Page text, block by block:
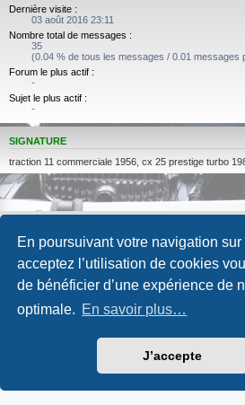
En poursuivant votre navigation
acceptez l’utilisation de cookies
de bénéficier d’une expérience de
optimale. En savoir plus…
J’accepte
Dernière visite :
03 août 2016 23:11
Nombre total de messages :
35
(0.04 % de tous les messages / 0.01 messages
Forum le plus actif :
-
Sujet le plus actif :
-
SIGNATURE
traction 11 commerciale 1956, cx 25 prestige turbo
Développé parphpBB ® Forum
Confidentialité|